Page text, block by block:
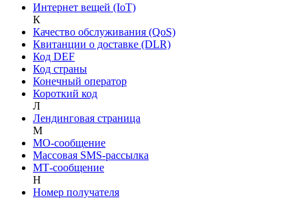
Интернет вещей (IoT)
К
Качество обслуживания (QoS)
Квитанции о доставке (DLR)
Код DEF
Код страны
Конечный оператор
Короткий код
Л
Лендинговая страница
М
МO-сообщение
Массовая SMS-рассылка
МТ-сообщение
Н
Номер получателя